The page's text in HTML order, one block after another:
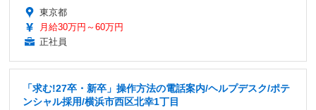
東京都
月給30万円～60万円
正社員
「求む!27卒・新卒」操作方法の電話案内/ヘルプデスク/ポテ
ンシャル採用/横浜市西区北幸1丁目